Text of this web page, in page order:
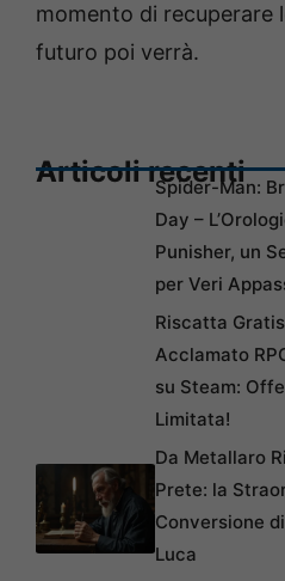
momento di recuperare
futuro poi verrà.
Articoli recenti
Spider-Man:
Day –
Punisher, un
per Veri
Riscatta
Acclamato
su Steam:
Limitata!
Da Metallaro
Prete: la
Conversione
Luca